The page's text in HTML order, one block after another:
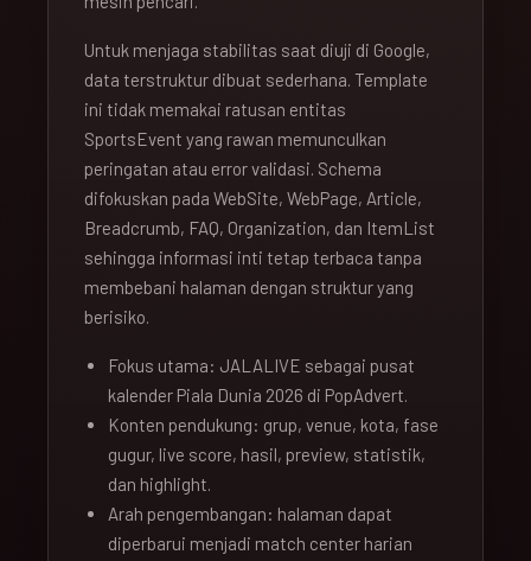
Untuk menjaga stabilitas saat diuji di Google,
data terstruktur dibuat sederhana. Template
ini tidak memakai ratusan entitas
SportsEvent yang rawan memunculkan
peringatan atau error validasi. Schema
difokuskan pada WebSite, WebPage, Article,
Breadcrumb, FAQ, Organization, dan ItemList
sehingga informasi inti tetap terbaca tanpa
membebani halaman dengan struktur yang
berisiko.
Fokus utama: JALALIVE sebagai pusat
kalender Piala Dunia 2026 di PopAdvert.
Konten pendukung: grup, venue, kota, fase
gugur, live score, hasil, preview, statistik,
dan highlight.
Arah pengembangan: halaman dapat
diperbarui menjadi match center harian